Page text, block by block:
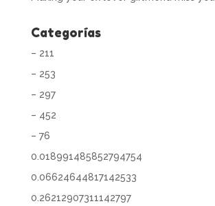
Categorías
– 211
– 253
– 297
– 452
– 76
0.018991485852794754
0.06624644817142533
0.26212907311142797